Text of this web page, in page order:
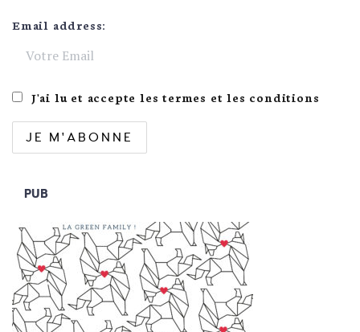
Email address:
J'ai lu et accepte les termes et les conditions
PUB